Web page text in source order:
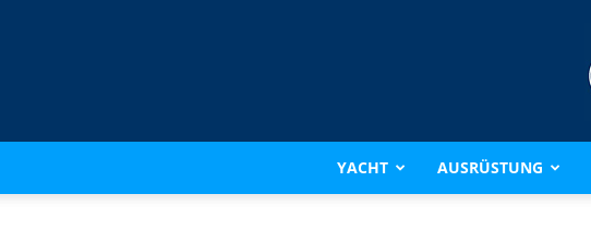
YACHT AUSRÜSTUNG